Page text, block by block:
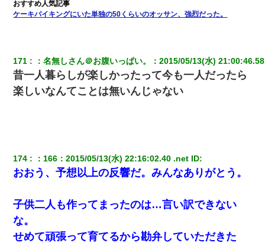
義兄嫁「娘が大学に入ったら下宿させて」私「しつこい、学校斡
旋のアパートに行け」→ 旦那が義兄に通報したら「志望校を変え
ろ！」とキレて・・・
【復讐】義兄嫁「生活費、足りない分を貸してほしい」私「貸す
元夫の連れ子「俺の結婚式の時くらい、母親としての責任を果た
そうとは思わないのか！」→どうも連れ子は…
ケーキバイキングにいた単独の50くらいのオッサン、強烈だった。
171 ：名無しさん＠お腹いっぱい。 ：2015/05/13(水)
昔一人暮らしが楽しかったって今も一人だったら
楽しいなんてことは無いんじゃない
174 ： 166 ：2015/05/13(水) 22:16:02.40 .net ID:
おおう、予想以上の反響だ。みんなありがとう。
子供二人も作ってまったのは…言い訳できない
な。
せめて頑張って育てるから勘弁していただきた